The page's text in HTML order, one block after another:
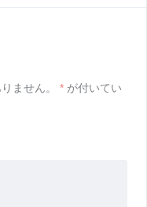
ません。 * が付いてい